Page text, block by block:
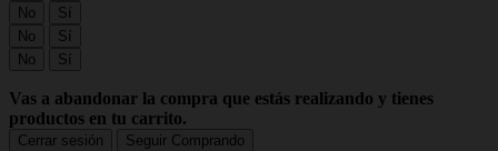
No
Sí
No
Sí
No
Sí
Vas a abandonar la compra que estás realizando y tienes
productos en tu carrito.
Cerrar sesión Seguir Comprando